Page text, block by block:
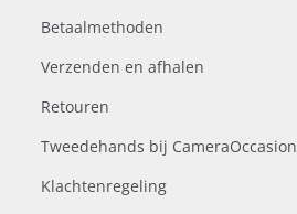
Betaalmethoden
Verzenden en afhalen
Retouren
Tweedehands bij CameraOccasion
Klachtenregeling